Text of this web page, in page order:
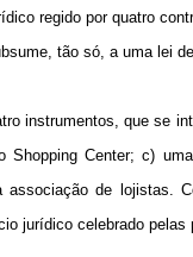
regido por quatro
tão só, a uma lei
instrumentos, que se
Center; c)
de lojistas.
jurídico celebrado pelas